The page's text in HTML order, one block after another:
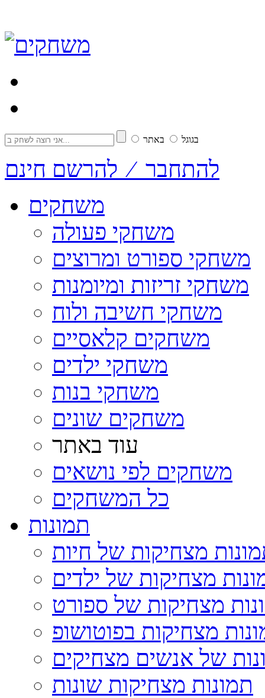
בגוגל באתר
להתחבר ⁄ להרשם חינם
משחקים
משחקי פעולה
משחקי ספורט ומרוצים
משחקי זריזות ומיומנות
משחקי חשיבה ולוח
משחקים קלאסיים
משחקי ילדים
משחקי בנות
משחקים שונים
עוד באתר
משחקים לפי נושאים
כל המשחקים
תמונות
מצחיקות של חיות
מצחיקות של ילדים
מצחיקות של ספורט
מצחיקות בפוטושופ
של אנשים מצחיקים
תמונות מצחיקות שונות